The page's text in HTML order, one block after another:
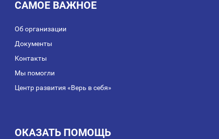
САМОЕ ВАЖНОЕ
Об организации
Документы
Контакты
Мы помогли
Центр развития «Верь в себя»
ОКАЗАТЬ ПОМОЩЬ